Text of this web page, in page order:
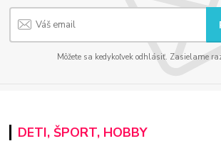
Môžete sa kedykoľvek odhlásiť. Zasielame
DETI, ŠPORT, HOBBY